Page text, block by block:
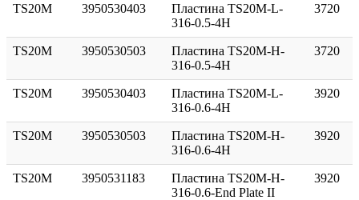
TS20M 3950530403
Пластина TS20M-L-
316-0.5-4H
3720
TS20M 3950530503
Пластина TS20M-H-
316-0.5-4H
3720
TS20M 3950530403
Пластина TS20M-L-
316-0.6-4H
3920
TS20M 3950530503
Пластина TS20M-H-
316-0.6-4H
3920
TS20M 3950531183
Пластина TS20M-H-
316-0.6-End Plate II
3920